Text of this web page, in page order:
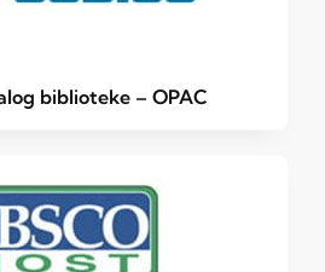
biblioteke – OPAC